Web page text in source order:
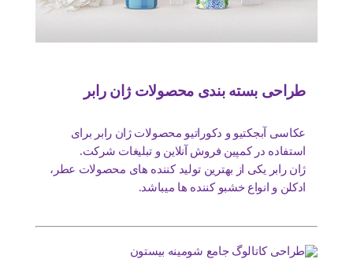
طراحی بسته بندی محصولات ژان رابر
عکاسی آبجکتیو و دکوراتیو محصولات ژان رابر برای
استفاده در کمپین فروش آنلاین و تبلیغات شرکت.
ژان رابر یکی از بهترین تولید کننده های محصولات عطر،
ادکلن و انواع خشبو کننده ها میباشد.